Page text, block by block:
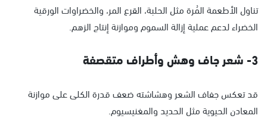
تناول الأطعمة المُرة مثل الحلبة، القرع المر، والخضراوات الورقية
الخضراء لدعم عملية إزالة السموم وموازنة إنتاج الزهم.
3- شعر جاف وهش وأطراف متقصفة
قد تعكس جفاف الشعر وهشاشته ضعف قدرة الكلى على موازنة
المعادن الحيوية مثل الحديد والمغنيسيوم.